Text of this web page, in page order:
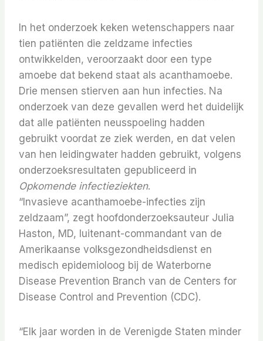
In het onderzoek keken wetenschappers naar
tien patiënten die zeldzame infecties
ontwikkelden, veroorzaakt door een type
amoebe dat bekend staat als acanthamoebe.
Drie mensen stierven aan hun infecties. Na
onderzoek van deze gevallen werd het duidelijk
dat alle patiënten neusspoeling hadden
gebruikt voordat ze ziek werden, en dat velen
van hen leidingwater hadden gebruikt, volgens
onderzoeksresultaten gepubliceerd in
Opkomende infectieziekten.
“Invasieve acanthamoebe-infecties zijn
zeldzaam”, zegt hoofdonderzoeksauteur Julia
Haston, MD, luitenant-commandant van de
Amerikaanse volksgezondheidsdienst en
medisch epidemioloog bij de Waterborne
Disease Prevention Branch van de Centers for
Disease Control and Prevention (CDC).
“Elk jaar worden in de Verenigde Staten minder